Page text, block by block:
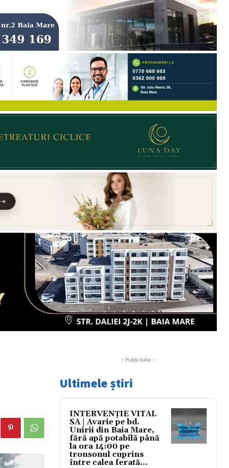
- Publicitate -
Ultimele știri
INTERVENȚIE VITAL
SA | Avarie pe bd.
Unirii din Baia Mare,
fără apă potabilă până
la ora 14:00 pe
tronsonul cuprins
între calea ferată...